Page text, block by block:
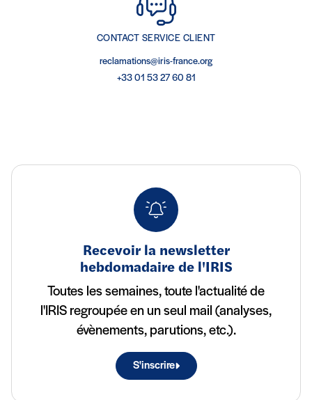
CONTACT SERVICE CLIENT
reclamations@iris-france.org
+33 01 53 27 60 81
Recevoir la newsletter
hebdomadaire de l'IRIS
Toutes les semaines, toute l'actualité de
l'IRIS regroupée en un seul mail (analyses,
évènements, parutions, etc.).
S'inscrire